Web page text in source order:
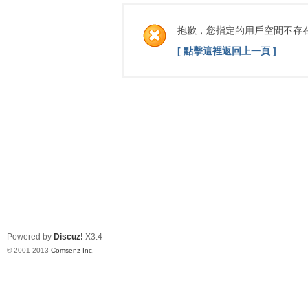
抱歉，您指定的用戶空間不存
[ 點擊這裡返回上一頁 ]
Powered by Discuz! X3.4
© 2001-2013 Comsenz Inc.